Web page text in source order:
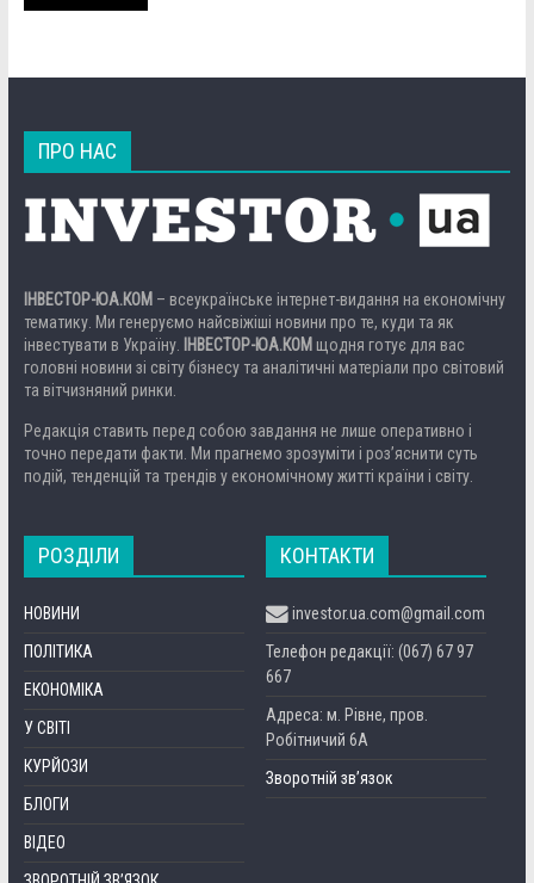
ПРО НАС
ІНВЕСТОР-ЮА.КОМ – всеукраїнське інтернет-видання на економічну
тематику. Ми генеруємо найсвіжіші новини про те, куди та як
інвестувати в Україну.
ІНВЕСТОР-ЮА.КОМ щодня готує для вас
головні новини зі світу бізнесу та аналітичні матеріали про світовий
та вітчизняний ринки.
Редакція ставить перед собою завдання не лише оперативно і
точно передати факти. Ми прагнемо зрозуміти і роз’яснити суть
подій, тенденцій та трендів у економічному житті країни і світу.
РОЗДІЛИ
НОВИНИ
ПОЛІТИКА
ЕКОНОМІКА
У СВІТІ
КУРЙОЗИ
БЛОГИ
ВІДЕО
КОНТАКТИ
investor.ua.com@gmail.com
Телефон редакції: (067) 67 97
667
Адреса: м. Рівне, пров.
Робітничий 6А
Зворотній зв’язок